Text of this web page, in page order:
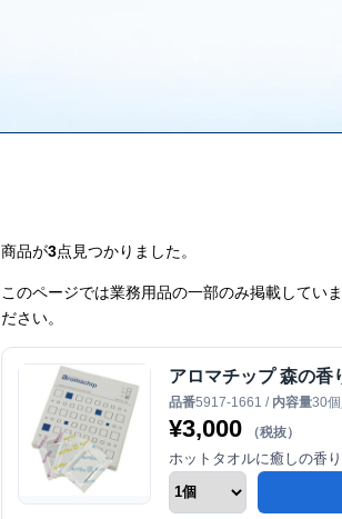
商品が3点見つかりました。
このページでは業務用品の一部のみ掲載してい
ださい。
アロマチップ 森の香
品番5917-1661 / 内容量30個
¥3,000 （税抜）
ホットタオルに癒しの香